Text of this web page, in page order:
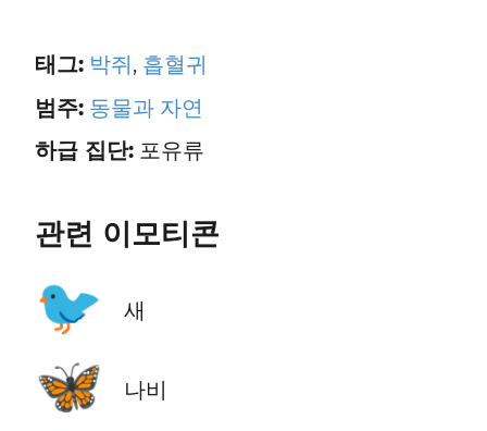
태그: 박쥐, 흡혈귀
범주: 동물과 자연
하급 집단:포유류
관련 이모티콘
🐦 새
🦋 나비